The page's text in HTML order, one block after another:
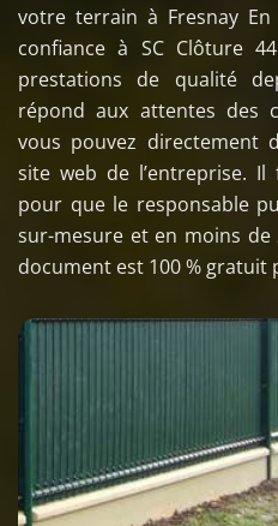
votre terrain à Fresnay
confiance à SC Clôture
prestations de qualité
répond aux attentes des
vous pouvez directement
site web de l’entreprise.
pour que le responsable
sur-mesure et en moins de
document est 100 %